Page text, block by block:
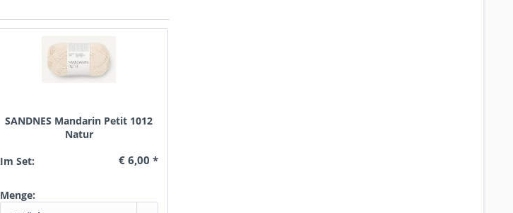
SANDNES Mandarin Petit 1012
Natur
Im Set:
€ 6,00 *
Menge: